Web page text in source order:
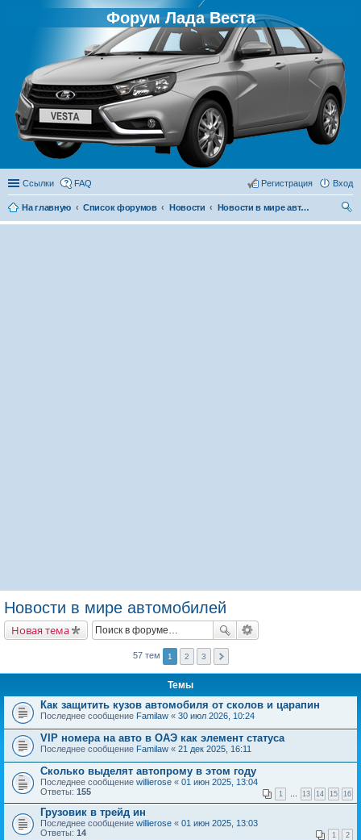
Форум Лада Веста
Ссылки FAQ Вход
Регистрация
На главную Список форумов Новости
Новости в мире автомобилей
ои
Новости в мире автомобилей
Новая тема
57 тем 1 2 3
Темы
Как защитить кузов автомобиля от сколов и царапин
Последнее сообщение Familaw « 30 июл 2026, 10:24
VIP номера на авто в ОАЭ как элемент статуса
Последнее сообщение Familaw « 21 дек 2025, 16:11
Сколько выделят автопрому в этом году
Последнее сообщение willierose « 01 июн 2025, 13:04
Ответы: 155 1 … 13 14 15 16
Грузовик в трейд ин
Последнее сообщение willierose « 01 июн 2025, 13:03
Ответы: 14 1 2